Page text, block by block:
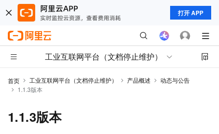
打开 APP
工业互联网平台（文档停止维护）
首页 工业互联网平台（文档停止维护） 产品概述
动态与公告
1.1.3版本
1.1.3版本